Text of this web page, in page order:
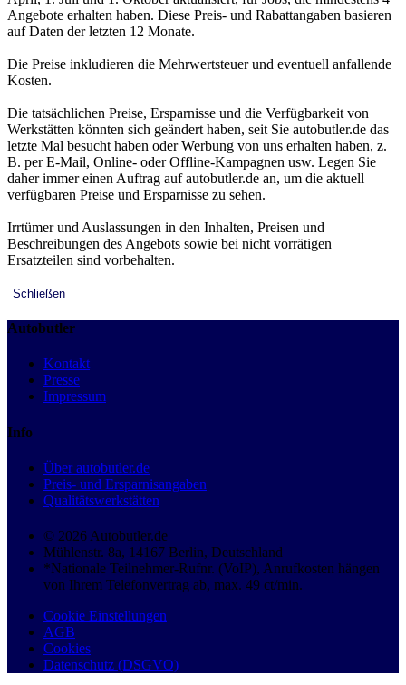
Angebote erhalten haben. Diese Preis- und Rabattangaben basieren
auf Daten der letzten 12 Monate.
Die Preise inkludieren die Mehrwertsteuer und eventuell anfallende
Kosten.
Die tatsächlichen Preise, Ersparnisse und die Verfügbarkeit von
Werkstätten könnten sich geändert haben, seit Sie autobutler.de das
letzte Mal besucht haben oder Werbung von uns erhalten haben, z.
B. per E-Mail, Online- oder Offline-Kampagnen usw. Legen Sie
daher immer einen Auftrag auf autobutler.de an, um die aktuell
verfügbaren Preise und Ersparnisse zu sehen.
Irrtümer und Auslassungen in den Inhalten, Preisen und
Beschreibungen des Angebots sowie bei nicht vorrätigen
Ersatzteilen sind vorbehalten.
Schließen
Autobutler
Kontakt
Presse
Impressum
Info
Über autobutler.de
Preis- und Ersparnisangaben
Qualitätswerkstätten
© 2026 Autobutler.de
Mühlenstr. 8a, 14167 Berlin, Deutschland
*Nationale Teilnehmer-Rufnr. (VoIP), Anrufkosten hängen
von Ihrem Telefonvertrag ab, max. 49 ct/min.
Cookie Einstellungen
AGB
Cookies
Datenschutz (DSGVO)